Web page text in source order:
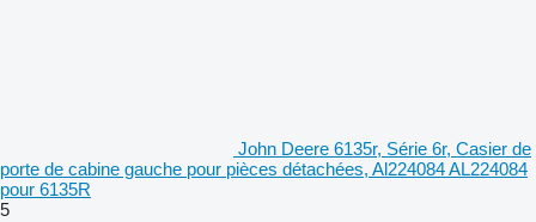
John Deere 6135r, Série 6r, Casier de
porte de cabine gauche pour pièces détachées, Al224084 AL224084
pour 6135R
5